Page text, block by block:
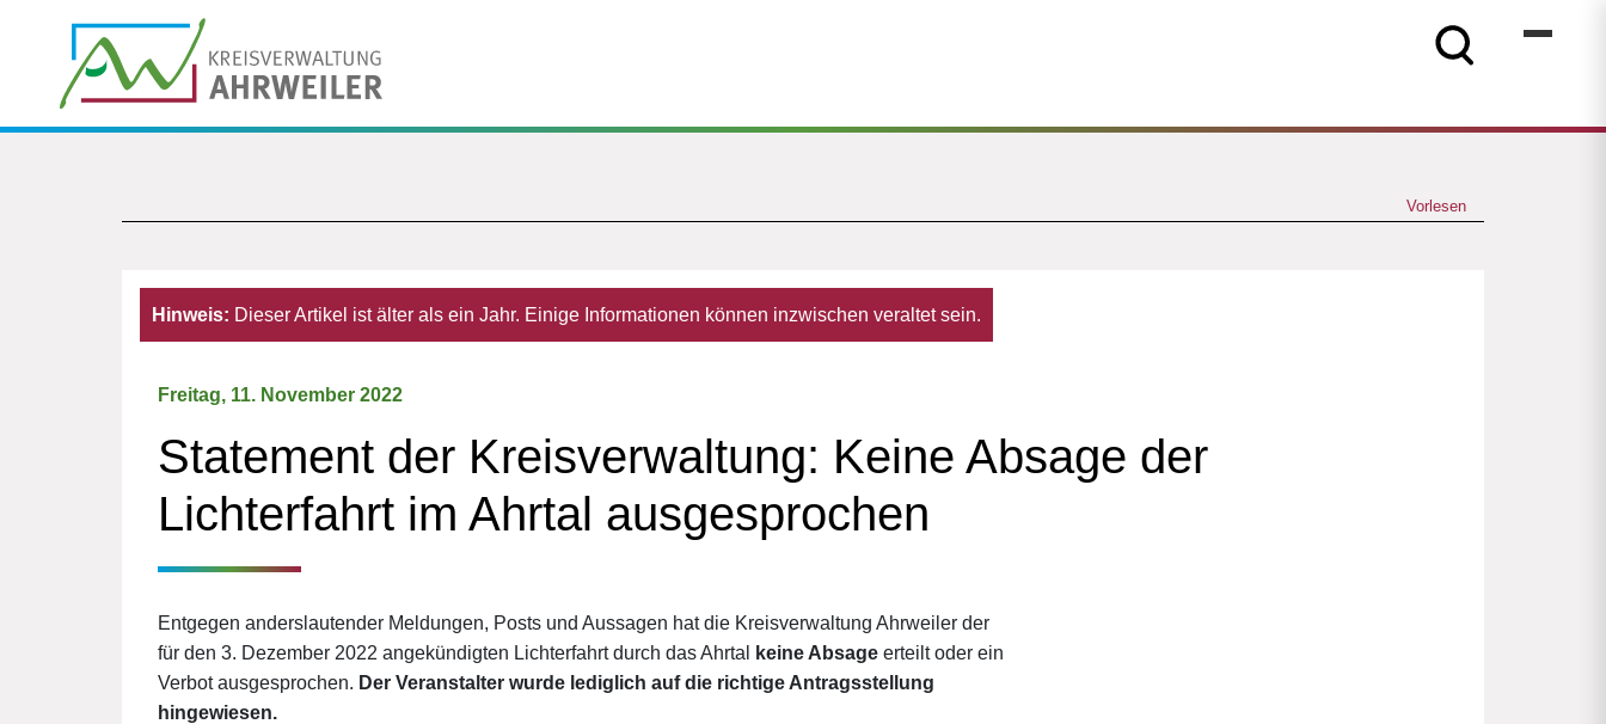
Vorlesen
Hinweis: Dieser Artikel ist älter als ein Jahr. Einige Informationen können inzwischen veraltet sein.
Freitag, 11. November 2022
Statement der Kreisverwaltung: Keine Absage der
Lichterfahrt im Ahrtal ausgesprochen
Entgegen anderslautender Meldungen, Posts und Aussagen hat die Kreisverwaltung Ahrweiler der
für den 3. Dezember 2022 angekündigten Lichterfahrt durch das Ahrtal
keine Absage erteilt oder ein
Verbot ausgesprochen. Der Veranstalter wurde lediglich auf die richtige Antragsstellung
hingewiesen.